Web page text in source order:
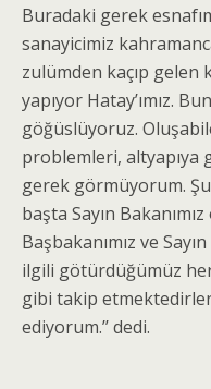
Buradaki gerek
sanayicimiz
zulümden kaçıp gelen
yapıyor Hatay’ımız.
göğüslüyoruz.
problemleri, altyapıya
gerek görmüyorum.
başta Sayın
Başbakanımız ve
ilgili götürdüğümüz
gibi takip
ediyorum.’’ dedi.